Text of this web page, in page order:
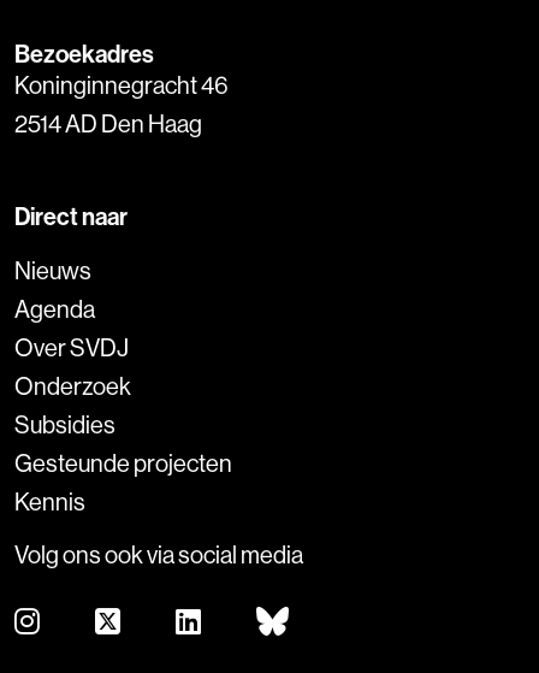
Bezoekadres
Koninginnegracht 46
2514 AD Den Haag
Direct naar
Nieuws
Agenda
Over SVDJ
Onderzoek
Subsidies
Gesteunde projecten
Kennis
Volg ons ook via social media